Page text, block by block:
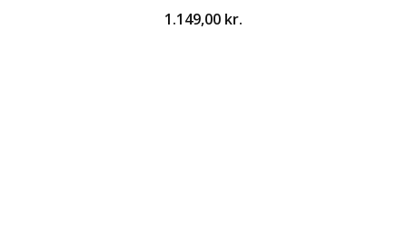
1.149,00 kr.